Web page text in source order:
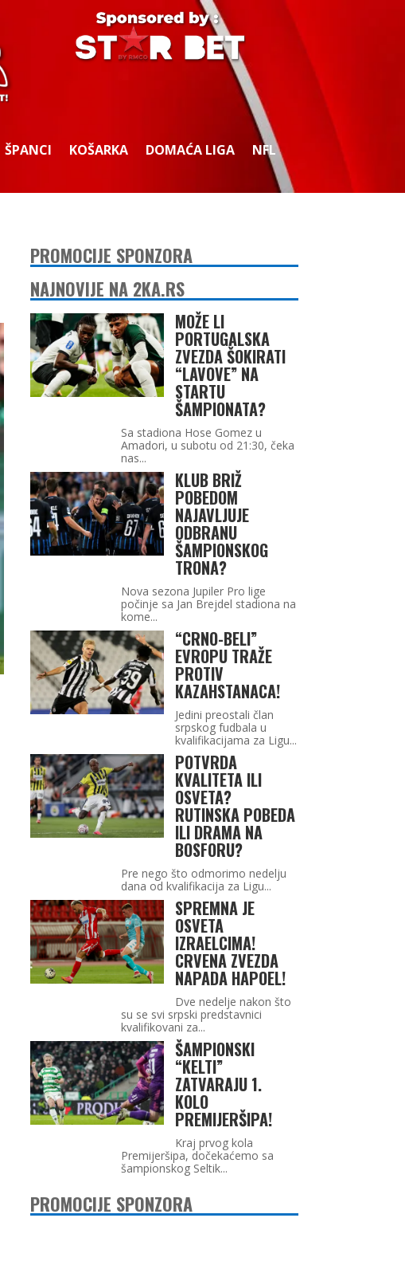
ŠPANCI KOŠARKA DOMAĆA LIGA
NFL
PROMOCIJE SPONZORA
NAJNOVIJE NA 2KA.RS
MOŽE LI
PORTUGALSKA
ZVEZDA ŠOKIRATI
“LAVOVE” NA
STARTU
ŠAMPIONATA?
Sa stadiona Hose Gomez u
Amadori, u subotu od 21:30, čeka
nas...
KLUB BRIŽ
POBEDOM
NAJAVLJUJE
ODBRANU
ŠAMPIONSKOG
TRONA?
Nova sezona Jupiler Pro lige
počinje sa Jan Brejdel stadiona na
kome...
“CRNO-BELI”
EVROPU TRAŽE
PROTIV
KAZAHSTANACA!
Jedini preostali član
srpskog fudbala u
kvalifikacijama za Ligu...
POTVRDA
KVALITETA ILI
OSVETA?
RUTINSKA POBEDA
ILI DRAMA NA
BOSFORU?
Pre nego što odmorimo nedelju
dana od kvalifikacija za Ligu...
SPREMNA JE
OSVETA
IZRAELCIMA!
CRVENA ZVEZDA
NAPADA HAPOEL!
Dve nedelje nakon što
su se svi srpski predstavnici
kvalifikovani za...
ŠAMPIONSKI
“KELTI”
ZATVARAJU 1.
KOLO
PREMIJERŠIPA!
Kraj prvog kola
Premijeršipa, dočekaćemo sa
šampionskog Seltik...
PROMOCIJE SPONZORA